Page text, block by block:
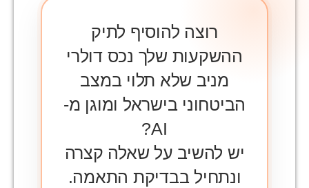
רוצה להוסיף לתיק
ההשקעות שלך נכס דולרי
מניב שלא תלוי במצב
הביטחוני בישראל ומוגן מ-
יש להשיב על שאלה קצרה
ונתחיל בבדיקת התאמה.